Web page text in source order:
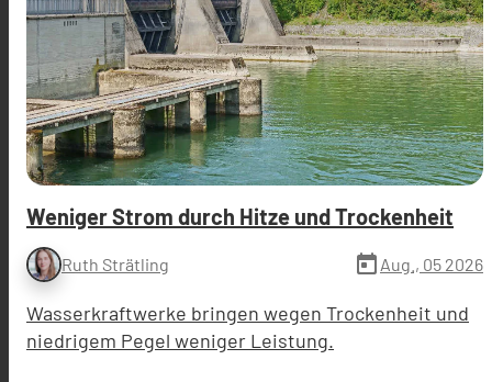
Weniger Strom durch Hitze und Trockenheit
Ruth Strätling today Aug., 05 2026
Wasserkraftwerke bringen wegen Trockenheit und
niedrigem Pegel weniger Leistung.